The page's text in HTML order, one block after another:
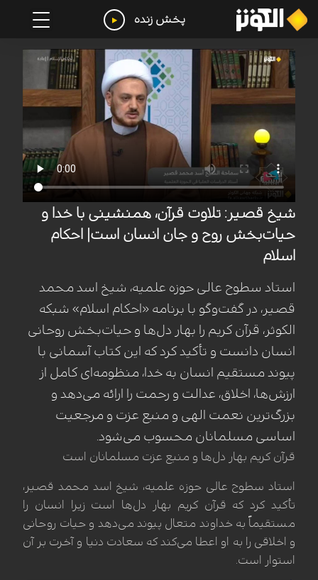
پخش زنده
شیخ قصیر: تلاوت قرآن، همنشینی با خدا و
حیات‌بخش روح و جان انسان است| احکام
اسلام
استاد سطوح عالی حوزه علمیه، شیخ اسد محمد
قصیر، در گفت‌وگو با برنامه «احکام اسلام» شبکه
الکوثر، قرآن کریم را بهار دل‌ها و حیات‌بخش روحانی
انسان دانست و تأکید کرد که این کتاب آسمانی با
پیوند مستقیم انسان به خدا، منظومه‌ای کامل از
ارزش‌ها، اخلاق، عدالت و رحمت را ارائه می‌دهد و
بزرگ‌ترین نعمت الهی و منبع عزت و مرجعیت
اساسی مسلمانان محسوب می‌شود.
قرآن کریم بهار دل‌ها و منبع عزت مسلمانان است
استاد سطوح عالی حوزه علمیه، شیخ اسد محمد قصیر،
تأکید کرد که قرآن کریم بهار دل‌ها است زیرا انسان را
مستقیماً به خداوند متعال پیوند می‌دهد و حیات روحانی
و اخلاقی را به او اعطا می‌کند که سعادت دنیا و آخرت بر آن
استوار است.